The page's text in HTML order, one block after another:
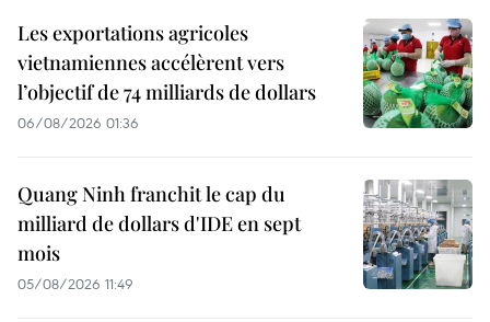
Les exportations agricoles
vietnamiennes accélèrent vers
l’objectif de 74 milliards de dollars
06/08/2026 01:36
Quang Ninh franchit le cap du
milliard de dollars d'IDE en sept
mois
05/08/2026 11:49